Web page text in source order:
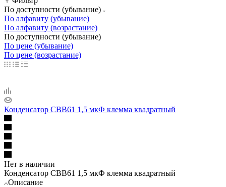
По доступности (убывание)
По алфавиту (убывание)
По алфавиту (возрастание)
По доступности (убывание)
По цене (убывание)
По цене (возрастание)
Конденсатор СВВ61 1,5 мкФ клемма квадратный
Нет в наличии
Конденсатор СВВ61 1,5 мкФ клемма квадратный
Описание